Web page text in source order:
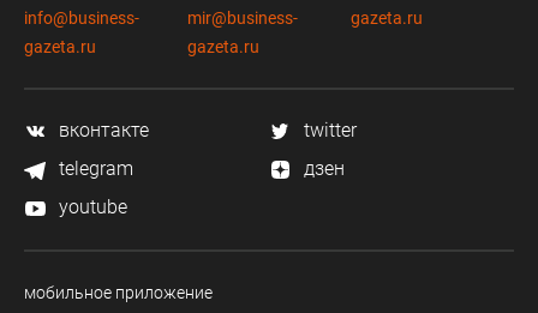
info@business-
gazeta.ru
mir@business-
gazeta.ru
gazeta.ru
вконтакте
twitter
telegram
дзен
youtube
мобильное приложение